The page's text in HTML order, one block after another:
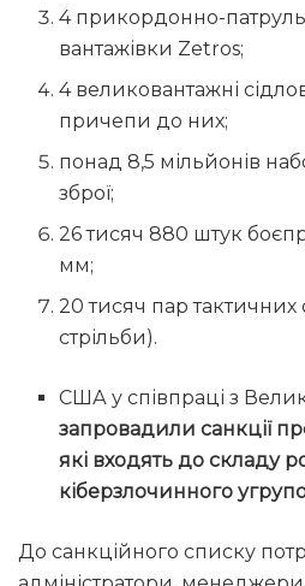
4 прикордонно-
вантажівки Zetros;
4 великовантажні
причепи до них;
понад 8,5 мільйонів
зброї;
26 тисяч 880 штук
мм;
20 тисяч пар тактичних
стрільби).
США у співпраці з
запровадили санкції
які входять до складу
кіберзлочинного
До санкційного списку